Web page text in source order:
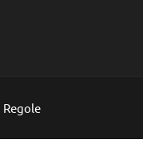
Regole